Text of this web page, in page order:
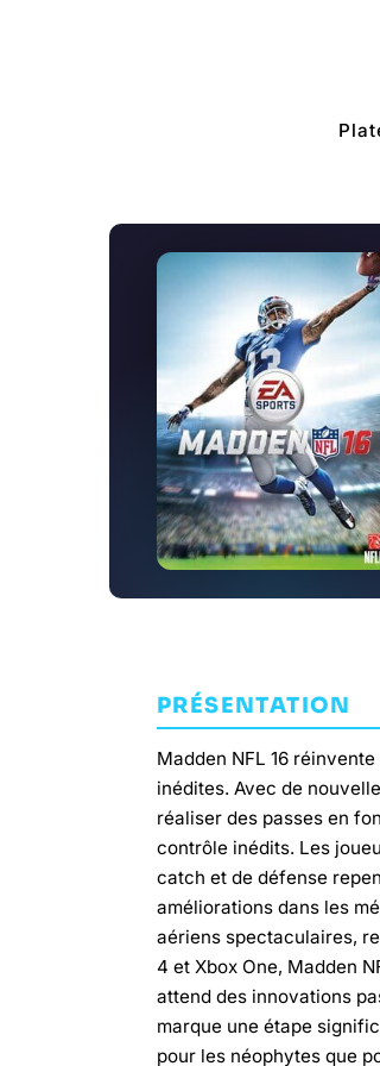
PRÉSENTATION
Madden NFL 16
inédites. Avec de
réaliser des passes en
contrôle inédits. Les
catch et de défense
améliorations dans les
aériens spectaculaires,
4 et Xbox One, Madden
attend des innovations
marque une étape
pour les néophytes que